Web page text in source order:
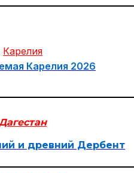
Карелия
Карелия 2026
и древний Дербент